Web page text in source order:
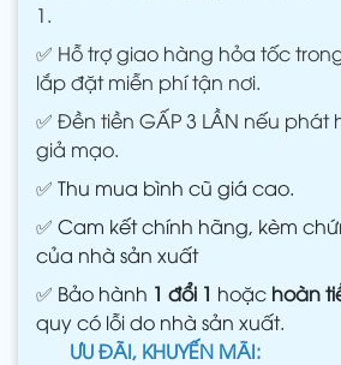
1.
✅ Hỗ trợ giao hàng hỏa tốc
lắp đặt miễn phí tận nơi.
✅ Đền tiền GẤP 3 LẦN nếu phát
giả mạo.
✅ Thu mua bình cũ giá cao.
✅ Cam kết chính hãng, kèm
của nhà sản xuất
✅ Bảo hành 1 đổi 1 hoặc hoàn
quy có lỗi do nhà sản xuất.
ƯU ĐÃI, KHUYẾN MÃI: